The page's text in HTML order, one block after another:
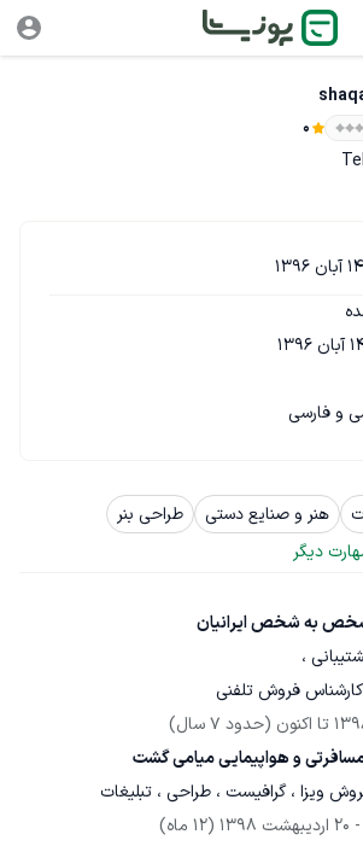
0
هنر و صنایع دستی
طراحی بنر
دیگر
به شخص ایرانیان
فروش تلفنی
تا اکنون (حدود 7 سال)
و هواپیمایی میامی گشت
ویزا ، گرافیست ، طراحی ، تبلیغات
- 20 اردیبهشت 1398
(12 ماه)
و فارسی